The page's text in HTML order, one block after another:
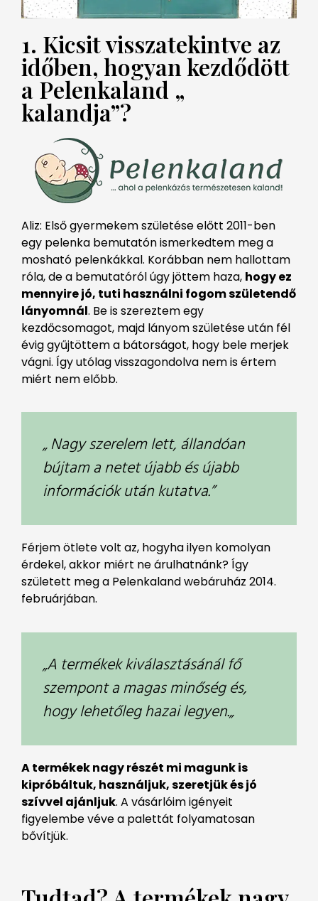
1. Kicsit visszatekintve az
időben, hogyan kezdődött
a Pelenkaland „
kalandja”?
Aliz: Első gyermekem születése előtt 2011-ben
egy pelenka bemutatón ismerkedtem meg a
mosható pelenkákkal. Korábban nem hallottam
róla, de a bemutatóról úgy jöttem haza, hogy ez
mennyire jó, tuti használni fogom születendő
lányomnál. Be is szereztem egy
kezdőcsomagot, majd lányom születése után fél
évig gyűjtöttem a bátorságot, hogy bele merjek
vágni. Így utólag visszagondolva nem is értem
miért nem előbb.
„ Nagy szerelem lett, állandóan
bújtam a netet újabb és újabb
információk után kutatva.”
Férjem ötlete volt az, hogyha ilyen komolyan
érdekel, akkor miért ne árulhatnánk? Így
született meg a Pelenkaland webáruház 2014.
februárjában.
„A termékek kiválasztásánál fő
szempont a magas minőség és,
hogy lehetőleg hazai legyen.„
A termékek nagy részét mi magunk is
kipróbáltuk, használjuk, szeretjük és jó
szívvel ajánljuk. A vásárlóim igényeit
figyelembe véve a palettát folyamatosan
bővítjük.